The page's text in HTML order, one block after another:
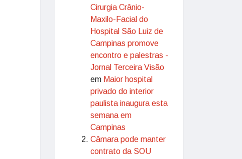
Cirurgia Crânio-
Maxilo-Facial do
Hospital São Luiz de
Campinas promove
encontro e palestras -
Jornal Terceira Visão
em Maior hospital
privado do interior
paulista inaugura esta
semana em
Campinas
Câmara pode manter
contrato da SOU